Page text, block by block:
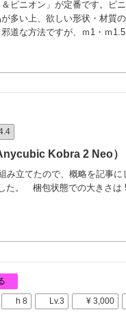
ピニオン」が定番です。ピ
多い上、欲しい形状・材質
道な方法ですが、ｍ1・ｍ
Kobra 2 Neo）
立てたので、概略を記事に
た。 梱包状態での大きさ
h 8 Lv.3 ¥ 3,000